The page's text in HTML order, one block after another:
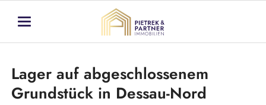
Lager auf abgeschlossenem
Grundstück in Dessau-Nord